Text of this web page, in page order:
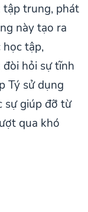
tập trung, phát
này tạo ra
tập,
hỏi sự tĩnh
Tý sử dụng
sự giúp đỡ từ
qua khó